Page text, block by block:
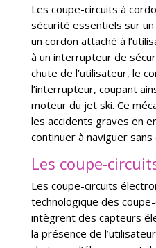
Les coupe-circuits à
sécurité essentiels sur
un cordon attaché à
à un interrupteur de
chute de l’utilisateur, le
l’interrupteur, coupant
moteur du jet ski. Ce
les accidents graves en
continuer à naviguer sans
Les coupe-
Les coupe-circuits
technologique des
intègrent des capteurs
la présence de